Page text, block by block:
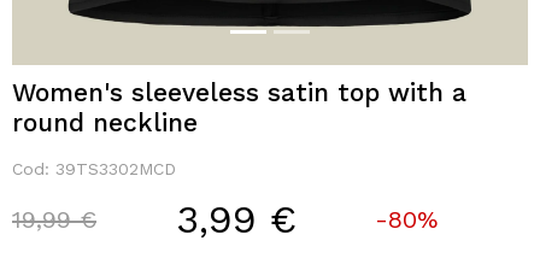
Women's sleeveless satin top with a
round neckline
Cod: 39TS3302MCD
Price reduced from
19,99 €to 3,99 € -80%